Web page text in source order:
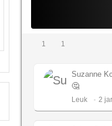
1 1
Suzanne
🤔
Leuk ️ 2